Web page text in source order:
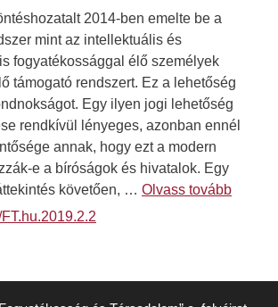
2014-ben emelte be a
mint az intellektuális és
fogyatékossággal élő személyek
támogató rendszert. Ez a lehetőség
Egy ilyen jogi lehetőség
rendkívül lényeges, azonban ennél
annak, hogy ezt a modern
e a bíróságok és hivatalok. Egy
követően, … Olvass tovább